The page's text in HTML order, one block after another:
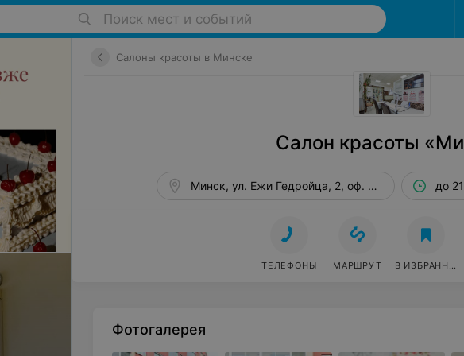
Поиск мест и событий
Салоны красоты в Минске
Салон красоты
Минск, ул. Ежи Гедройца, 2, оф. 235 до
ТЕЛЕФОНЫ МАРШРУТ В ИЗБРАННОЕ
Фотогалерея